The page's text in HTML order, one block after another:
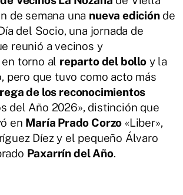
de semana una nueva ediciónde
del Socio, una jornada de
reunió a vecinos y
torno al reparto del bolloy la
pero que tuvo como acto más
de los reconocimientos
del Año 2026», distinción que
en María Prado Corzo «Liber»,
Díez y el pequeño Álvaro
Paxarrín del Año.